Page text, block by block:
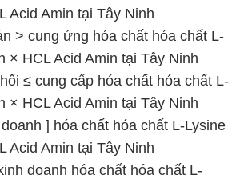
Acid Amin tại Tây Ninh
> cung ứng hóa chất hóa chất L-
× HCL Acid Amin tại Tây Ninh
≤ cung cấp hóa chất hóa chất L-
× HCL Acid Amin tại Tây Ninh
] hóa chất hóa chất L-Lysine
Acid Amin tại Tây Ninh
doanh hóa chất hóa chất L-